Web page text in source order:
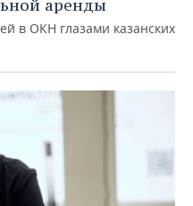
аренды
в ОКН глазами казанских